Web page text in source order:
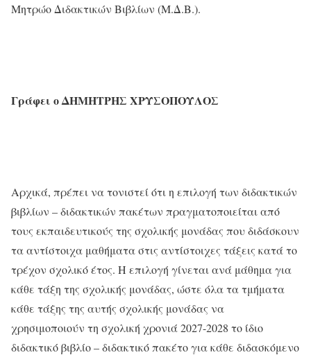
Μητρώο Διδακτικών Βιβλίων (Μ.Δ.Β.).
Γράφει οΔΗΜΗΤΡΗΣ ΧΡΥΣΟΠΟΥΛΟΣ
Αρχικά, πρέπει να τονιστεί ότι η επιλογή των διδακτικών
βιβλίων – διδακτικών πακέτων πραγματοποιείται από
τους εκπαιδευτικούς της σχολικής μονάδας που διδάσκουν
τα αντίστοιχα μαθήματα στις αντίστοιχες τάξεις κατά το
τρέχον σχολικό έτος. Η επιλογή γίνεται ανά μάθημα για
κάθε τάξη της σχολικής μονάδας, ώστε όλα τα τμήματα
κάθε τάξης της αυτής σχολικής μονάδας να
χρησιμοποιούν τη σχολική χρονιά 2027-2028 το ίδιο
διδακτικό βιβλίο – διδακτικό πακέτο για κάθε διδασκόμενο